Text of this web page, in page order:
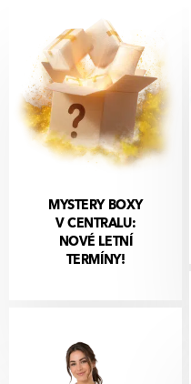
MYSTERY BOXY
V CENTRALU:
NOVÉ LETNÍ
TERMÍNY!